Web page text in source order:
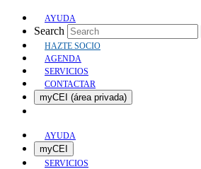
AYUDA
Search
HAZTE SOCIO
AGENDA
SERVICIOS
CONTACTAR
myCEI (área privada)
AYUDA
myCEI
SERVICIOS